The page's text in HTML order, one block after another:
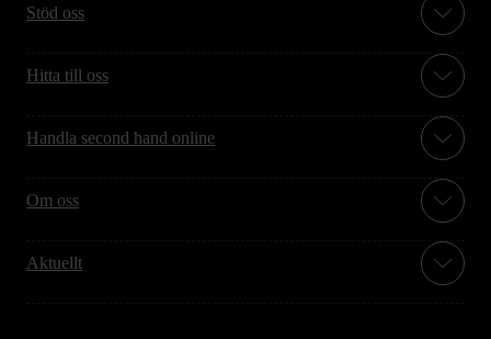
Stöd oss
Hitta till oss
Handla second hand online
Om oss
Aktuellt